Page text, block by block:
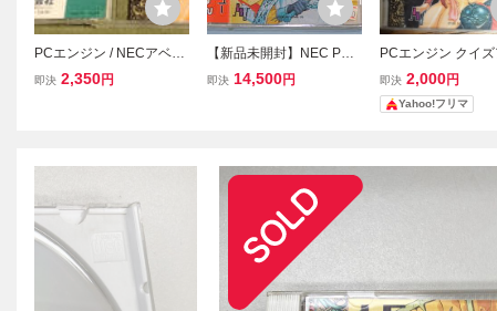
PCエンジン / NECアベニ
ュー / クイズアベニュー 2
即決 2,350円
【新品未開封】NEC PC
エンジン クイズアベニュ
即決 14,500円
PCエンジン クイ
ューII QUIZ
D-ROM2
即決 2,000円
Yahoo!フリマ